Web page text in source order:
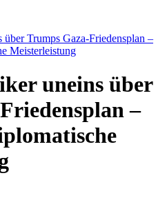
Trumps Gaza-Friedensplan –
Meisterleistung
uneins über
–